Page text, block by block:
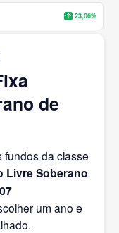
23,06%
de
fundos da classe
Livre Soberano
um ano e